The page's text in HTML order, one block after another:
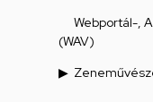
Webportál-,
(WAV)